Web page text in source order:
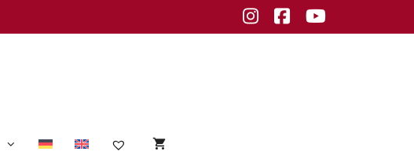
InstagramFacebookYoutube